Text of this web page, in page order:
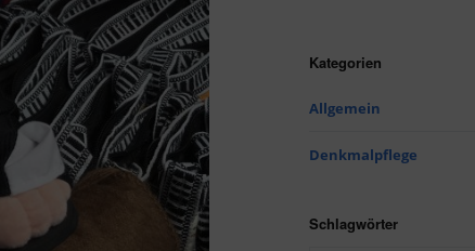
Kategorien
Allgemein
Denkmalpflege
Schlagwörter